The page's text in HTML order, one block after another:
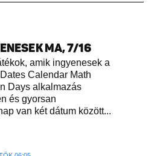
MA, 7/16
amik ingyenesek a
Calendar Math
Days alkalmazás
és gyorsan
van két dátum között...